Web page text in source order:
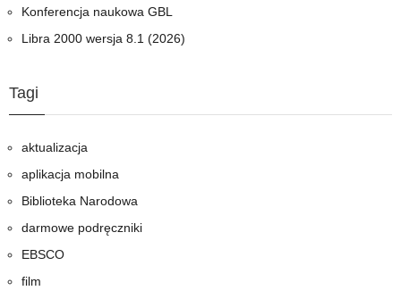
Konferencja naukowa GBL
Libra 2000 wersja 8.1 (2026)
Tagi
aktualizacja
aplikacja mobilna
Biblioteka Narodowa
darmowe podręczniki
EBSCO
film